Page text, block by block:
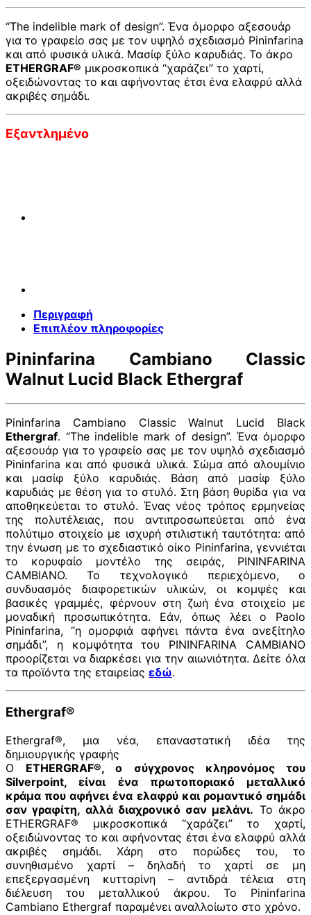
“The indelible mark of design”. Ένα όμορφο αξεσουάρ
για το γραφείο σας με τον υψηλό σχεδιασμό Pininfarina
και από φυσικά υλικά. Μασίφ ξύλο καρυδιάς. Το άκρο
ETHERGRAF® μικροσκοπικά “χαράζει” το χαρτί,
οξειδώνοντας το και αφήνοντας έτσι ένα ελαφρύ αλλά
ακριβές σημάδι.
Εξαντλημένο
Περιγραφή
Επιπλέον πληροφορίες
Pininfarina Cambiano Classic
Walnut Lucid Black Ethergraf
Pininfarina Cambiano Classic Walnut Lucid Black
Ethergraf. “The indelible mark of design”. Ένα όμορφο
αξεσουάρ για το γραφείο σας με τον υψηλό σχεδιασμό
Pininfarina και από φυσικά υλικά. Σώμα από αλουμίνιο
και μασίφ ξύλο καρυδιάς. Βάση από μασίφ ξύλο
καρυδιάς με θέση για το στυλό. Στη βάση θυρίδα για να
αποθηκεύεται το στυλό. Ένας νέος τρόπος ερμηνείας
της πολυτέλειας, που αντιπροσωπεύεται από ένα
πολύτιμο στοιχείο με ισχυρή στιλιστική ταυτότητα: από
την ένωση με το σχεδιαστικό οίκο Pininfarina, γεννιέται
το κορυφαίο μοντέλο της σειράς, PININFARINA
CAMBIANO. Το τεχνολογικό περιεχόμενο, ο
συνδυασμός διαφορετικών υλικών, οι κομψές και
βασικές γραμμές, φέρνουν στη ζωή ένα στοιχείο με
μοναδική προσωπικότητα. Εάν, όπως λέει ο Paolo
Pininfarina, “η ομορφιά αφήνει πάντα ένα ανεξίτηλο
σημάδι”, η κομψότητα του PININFARINA CAMBIANO
προορίζεται να διαρκέσει για την αιωνιότητα. Δείτε όλα
τα προϊόντα της εταιρείας εδώ.
Ethergraf®
Ethergraf®, μια νέα, επαναστατική ιδέα της
δημιουργικής γραφής
Ο ETHERGRAF®, ο σύγχρονος κληρονόμος του
Silverpoint, είναι ένα πρωτοποριακό μεταλλικό
κράμα που αφήνει ένα ελαφρύ και ρομαντικό σημάδι
σαν γραφίτη, αλλά διαχρονικό σαν μελάνι. Το άκρο
ETHERGRAF® μικροσκοπικά “χαράζει” το χαρτί,
οξειδώνοντας το και αφήνοντας έτσι ένα ελαφρύ αλλά
ακριβές σημάδι. Χάρη στο πορώδες του, το
συνηθισμένο χαρτί – δηλαδή το χαρτί σε μη
επεξεργασμένη κυτταρίνη – αντιδρά τέλεια στη
διέλευση του μεταλλικού άκρου. Το Pininfarina
Cambiano Ethergraf παραμένει αναλλοίωτο στο χρόνο.